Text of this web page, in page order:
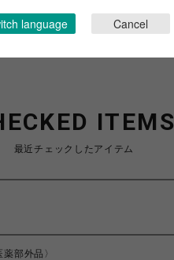
ITEMS
最近チェックしたアイテム
部外品〉
language Cancel